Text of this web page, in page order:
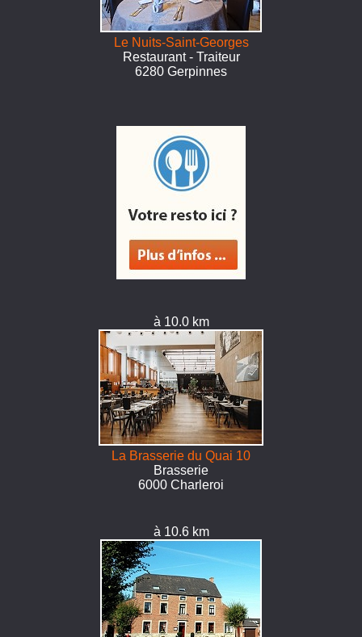
Le Nuits-Saint-Georges
Restaurant - Traiteur
6280 Gerpinnes
à 10.0 km
La Brasserie du Quai 10
Brasserie
6000 Charleroi
à 10.6 km